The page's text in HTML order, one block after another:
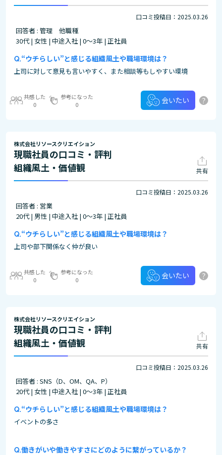
口コミ投稿日：2025.03.26
回答者 : 管理 他職種
30代 | 女性 | 中途入社 | 0～3年 | 正社員
“ウチらしい”と感じる組織風土や職場環境は？
上司に対して意見も言いやすく、また相談等もしやすい環境
共感した
0
参考になった
0
会いたい ?
株式会社リソースクリエイション
現職社員の口コミ・評判
組織風土・価値観
共有
口コミ投稿日：2025.03.26
回答者 : 営業
20代 | 男性 | 中途入社 | 0～3年 | 正社員
“ウチらしい”と感じる組織風土や職場環境は？
上司や部下関係なく仲が良い
共感した
0
参考になった
0
会いたい ?
株式会社リソースクリエイション
現職社員の口コミ・評判
組織風土・価値観
共有
口コミ投稿日：2025.03.26
回答者 : SNS（D、OM、QA、P）
20代 | 女性 | 中途入社 | 0～3年 | 正社員
“ウチらしい”と感じる組織風土や職場環境は？
イベントの多さ
働きがいや働きやすさにどのように繋がっているか？